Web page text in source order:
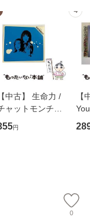
【中古】 生命力 /
ャットモンチー /
ューンレコード
[CD]【メール便送
円
4
【
のが
0